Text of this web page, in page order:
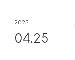
2025
04.25